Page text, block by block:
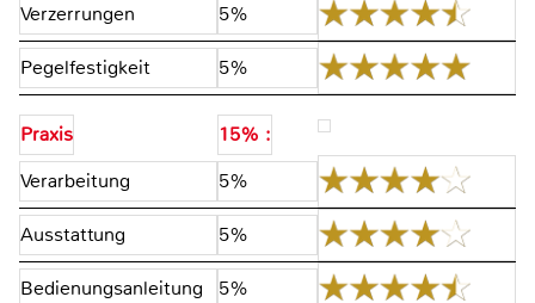
Verzerrungen 5%
Pegelfestigkeit 5%
Praxis
15% :
Verarbeitung
5%
Ausstattung 5%
Bedienungsanleitung 5%